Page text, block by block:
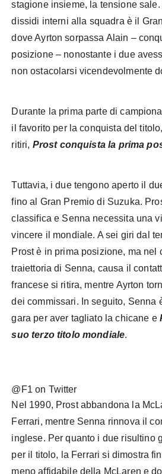
stagione insieme, la tensione
dissidi interni alla squadra è il
dove Ayrton sorpassa Alain –
posizione – nonostante i due
non ostacolarsi vicendevolmente
Durante la prima parte di
il favorito per la conquista del
ritiri, Prost conquista la prima
Tuttavia, i due tengono aperto il
fino al Gran Premio di Suzuka.
classifica e Senna necessita una
vincere il mondiale. A sei giri dal
Prost è in prima posizione, ma nel
traiettoria di Senna, causa il
francese si ritira, mentre Ayrton
dei commissari. In seguito, Senna
gara per aver tagliato la chicane e
suo terzo titolo mondiale.
@F1 on Twitter
Nel 1990, Prost abbandona la
Ferrari, mentre Senna rinnova il
inglese. Per quanto i due risultino
per il titolo, la Ferrari si dimostra
meno affidabile della McLaren e